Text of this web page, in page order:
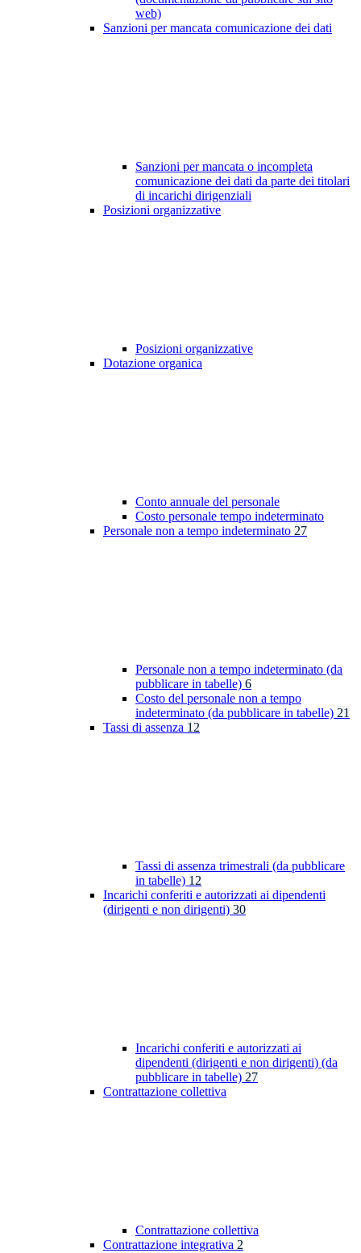
web)
Sanzioni per mancata comunicazione dei dati
Sanzioni per mancata o incompleta
comunicazione dei dati da parte dei titolari
di incarichi dirigenziali
Posizioni organizzative
Posizioni organizzative
Dotazione organica
Conto annuale del personale
Costo personale tempo indeterminato
Personale non a tempo indeterminato 27
Personale non a tempo indeterminato (da
pubblicare in tabelle) 6
Costo del personale non a tempo
indeterminato (da pubblicare in tabelle) 21
Tassi di assenza 12
Tassi di assenza trimestrali (da pubblicare
in tabelle) 12
Incarichi conferiti e autorizzati ai dipendenti
(dirigenti e non dirigenti) 30
Incarichi conferiti e autorizzati ai
dipendenti (dirigenti e non dirigenti) (da
pubblicare in tabelle) 27
Contrattazione collettiva
Contrattazione collettiva
Contrattazione integrativa 2